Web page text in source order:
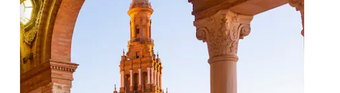
le haut et vers le bas pour les parcourir ou en appuyant et en faisant glisser.